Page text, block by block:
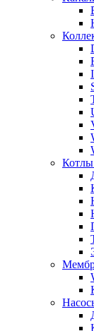
Котлы